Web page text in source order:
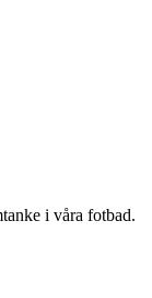
i våra fotbad.